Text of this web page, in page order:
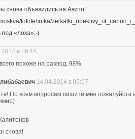
снова объявились на Авито!
fototehnika/
под «лоха»;-)
в 16:44
похоже на развод, 98%
14.04.2014 в 05:07
По всем вопросам пишите мне
снова!